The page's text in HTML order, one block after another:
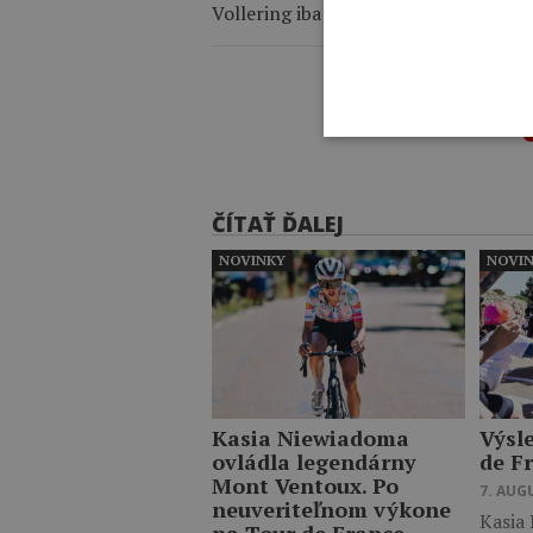
Vollering iba 12 sekúnd.
ČÍTAŤ ĎALEJ
Kasia Niewiadoma
ovládla legendárny
Mont Ventoux. Po
neuveriteľnom výkone
NOVINKY
de
7.
Kasia